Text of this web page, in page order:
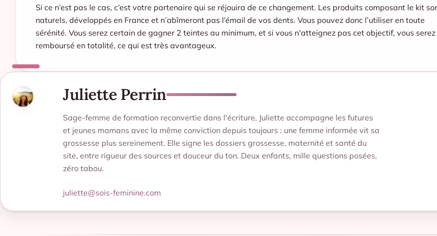
Si ce n’est pas le cas, c’est votre partenaire qui se réjouira de ce changement. Les produits composant le kit
naturels, développés en France et n’abîmeront pas l’émail de vos dents. Vous pouvez donc l’utiliser en toute
sérénité. Vous serez certain de gagner 2 teintes au minimum, et si vous n'atteignez pas cet objectif, vous serez
remboursé en totalité, ce qui est très avantageux.
Juliette Perrin
Sage-femme de formation reconvertie dans l'écriture, Juliette accompagne les futures
et jeunes mamans avec la même conviction depuis toujours : une femme informée vit sa
grossesse plus sereinement. Elle signe les dossiers grossesse, maternité et santé du
site, entre rigueur des sources et douceur du ton. Deux enfants, mille questions posées,
zéro tabou.
juliette@sois-feminine.com